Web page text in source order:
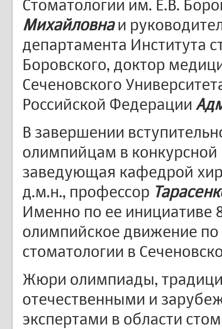
Стоматологии им. Е.В.
Михайловна и
департамента Института
Боровского, доктор
Сеченовского
Российской Федерации
В завершении
олимпийцам в
заведующая кафедрой
д.м.н., профессор
Именно по ее инициативе
олимпийское движение по
стоматологии в
Жюри олимпиады,
отечественными и
экспертами в области